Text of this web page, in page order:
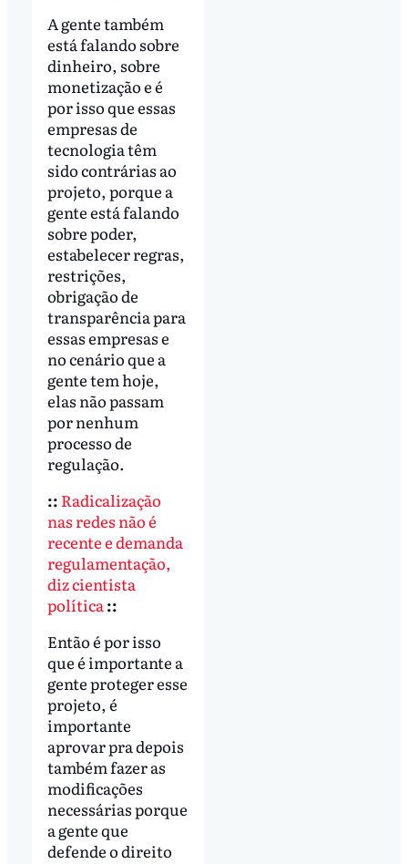
A gente também
está falando sobre
dinheiro, sobre
monetização e é
por isso que essas
empresas de
tecnologia têm
sido contrárias ao
projeto, porque a
gente está falando
sobre poder,
estabelecer regras,
restrições,
obrigação de
transparência para
essas empresas e
no cenário que a
gente tem hoje,
elas não passam
por nenhum
processo de
regulação.
:: Radicalização
nas redes não é
recente e demanda
regulamentação,
diz cientista
política::
Então é por isso
que é importante a
gente proteger esse
projeto, é
importante
aprovar pra depois
também fazer as
modificações
necessárias porque
a gente que
defende o direito